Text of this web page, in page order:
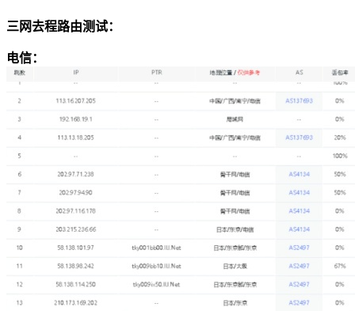
三网去程路由测试：
电信：